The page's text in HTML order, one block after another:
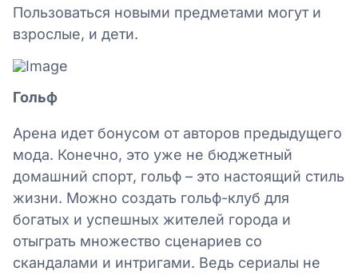
Пользоваться новыми предметами могут и
взрослые, и дети.
Гольф
Арена идет бонусом от авторов предыдущего
мода. Конечно, это уже не бюджетный
домашний спорт, гольф – это настоящий стиль
жизни. Можно создать гольф-клуб для
богатых и успешных жителей города и
отыграть множество сценариев со
скандалами и интригами. Ведь сериалы не